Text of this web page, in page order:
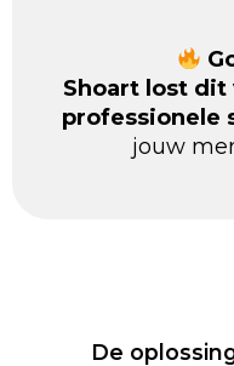
Shoart lost dit
professionele
jouw
De